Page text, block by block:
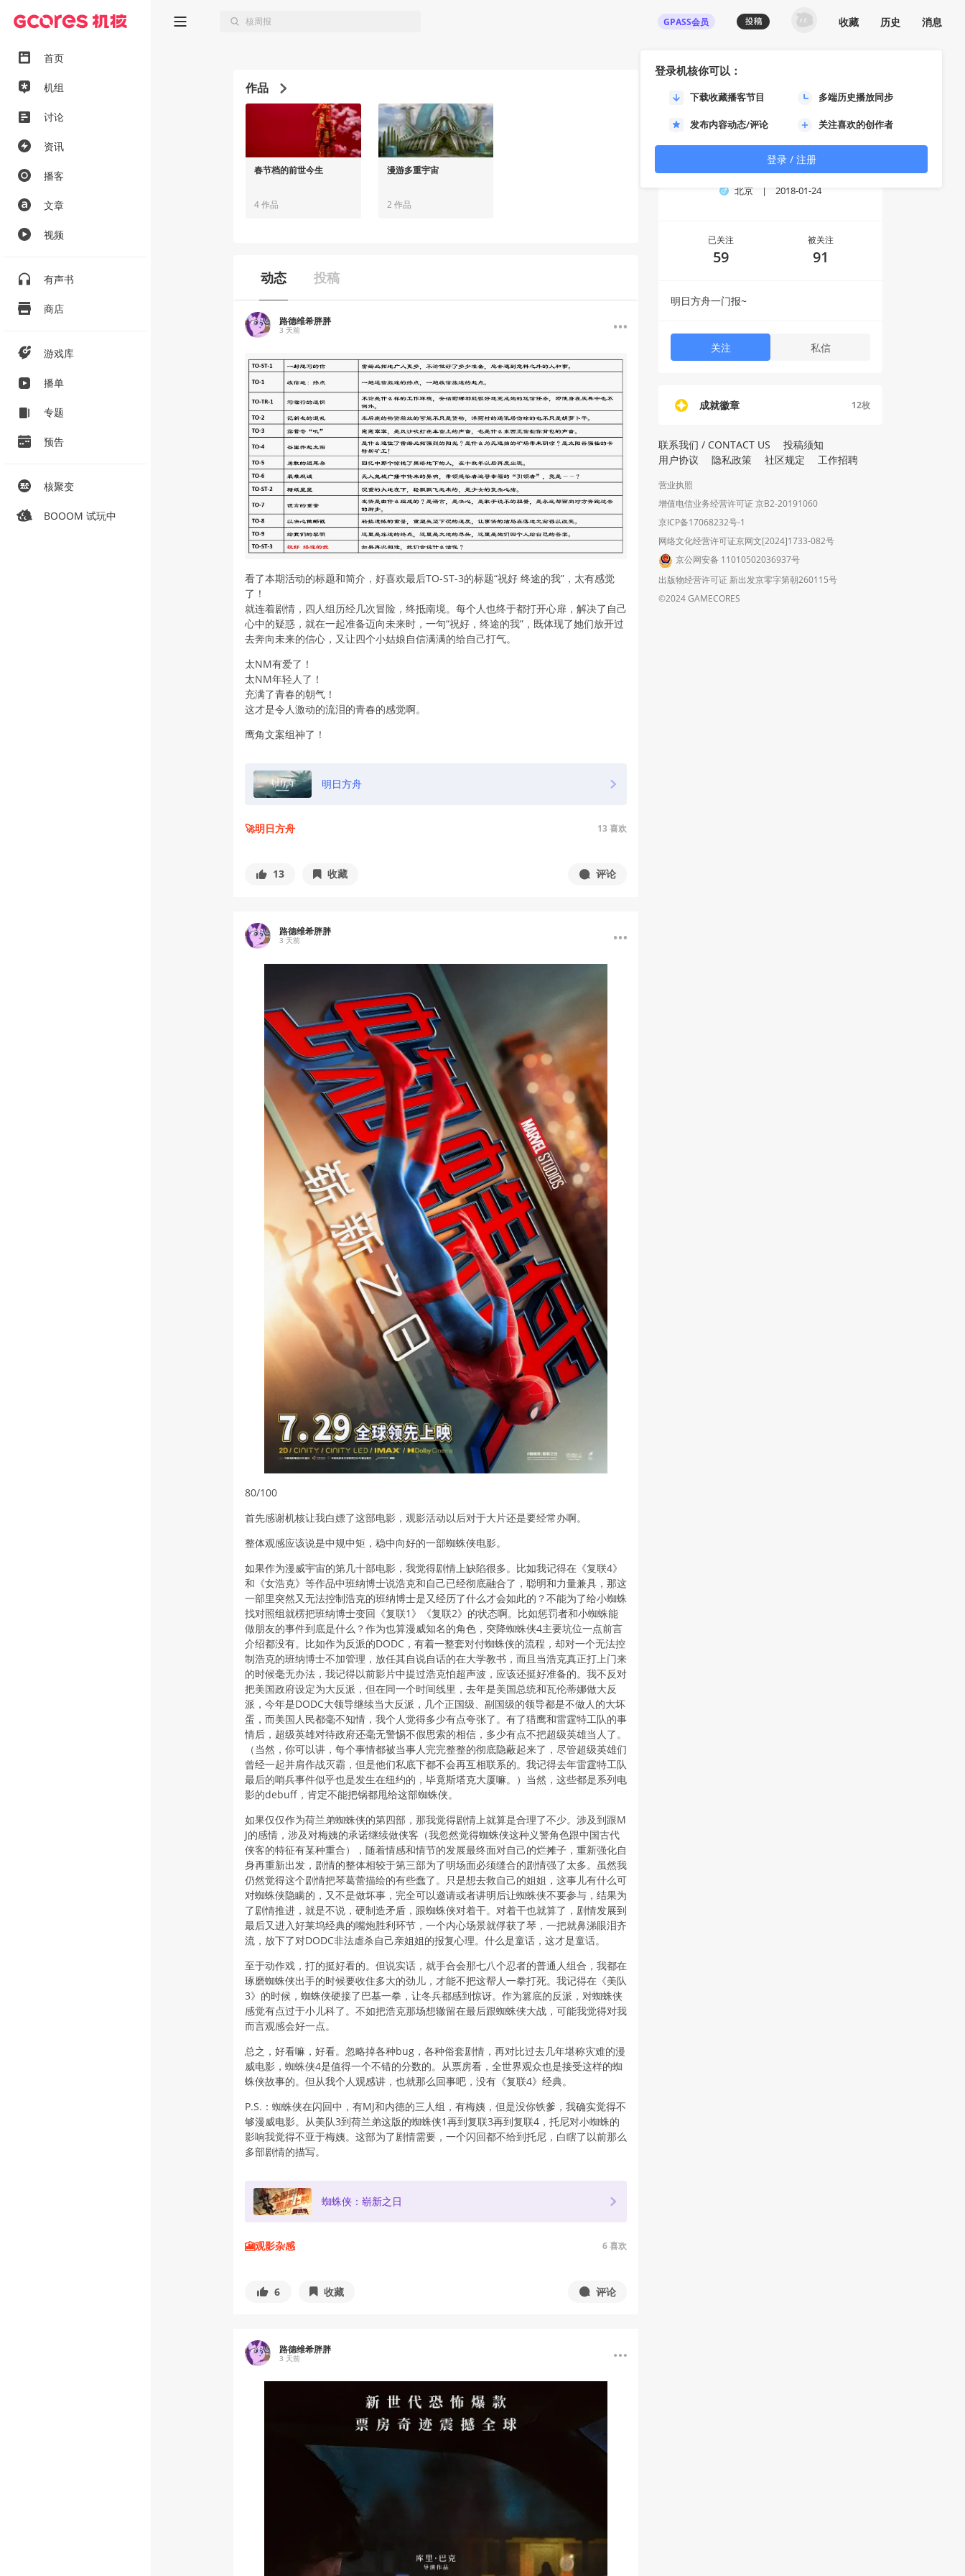
首页
机组
讨论
资讯
播客
文章
视频
有声书
商店
游戏库
播单
专题
预告
核聚变
BOOOM 试玩中
GPASS会员
登录机核你可以：
下载收藏播客节目 多端历史播放同步
发布内容动态/评论 关注喜欢的创作者
登录 / 注册
收藏 历史 消息
作品
春节档的前世今生
4 作品
漫游多重宇宙
2 作品
动态 投稿
路德维希胖胖
3 天前
看了本期活动的标题和简介，好喜欢最后TO-ST-3的标题“祝好 终途的我”，太有感觉
了！
就连着剧情，四人组历经几次冒险，终抵南境。每个人也终于都打开心扉，解决了自己
心中的疑惑，就在一起准备迈向未来时，一句“祝好，终途的我”，既体现了她们放开过
去奔向未来的信心，又让四个小姑娘自信满满的给自己打气。
太NM有爱了！
太NM年轻人了！
充满了青春的朝气！
这才是令人激动的流泪的青春的感觉啊。
鹰角文案组神了！
明日方舟
🚀明日方舟 13喜欢
13 收藏 评论
路德维希胖胖
3 天前
80/100
首先感谢机核让我白嫖了这部电影，观影活动以后对于大片还是要经常办啊。
整体观感应该说是中规中矩，稳中向好的一部蜘蛛侠电影。
如果作为漫威宇宙的第几十部电影，我觉得剧情上缺陷很多。比如我记得在《复联4》
和《女浩克》等作品中班纳博士说浩克和自己已经彻底融合了，聪明和力量兼具，那这
一部里突然又无法控制浩克的班纳博士是又经历了什么才会如此的？不能为了给小蜘蛛
找对照组就楞把班纳博士变回《复联1》《复联2》的状态啊。比如惩罚者和小蜘蛛能
做朋友的事件到底是什么？作为也算漫威知名的角色，突降蜘蛛侠4主要坑位一点前言
介绍都没有。比如作为反派的DODC，有着一整套对付蜘蛛侠的流程，却对一个无法控
制浩克的班纳博士不加管理，放任其自说自话的在大学教书，而且当浩克真正打上门来
的时候毫无办法，我记得以前影片中提过浩克怕超声波，应该还挺好准备的。我不反对
把美国政府设定为大反派，但在同一个时间线里，去年是美国总统和瓦伦蒂娜做大反
派，今年是DODC大领导继续当大反派，几个正国级、副国级的领导都是不做人的大坏
蛋，而美国人民都毫不知情，我个人觉得多少有点夸张了。有了猎鹰和雷霆特工队的事
情后，超级英雄对待政府还毫无警惕不假思索的相信，多少有点不把超级英雄当人了。
（当然，你可以讲，每个事情都被当事人完完整整的彻底隐蔽起来了，尽管超级英雄们
曾经一起并肩作战灭霸，但是他们私底下都不会再互相联系的。我记得去年雷霆特工队
最后的哨兵事件似乎也是发生在纽约的，毕竟斯塔克大厦嘛。）当然，这些都是系列电
影的debuff，肯定不能把锅都甩给这部蜘蛛侠。
如果仅仅作为荷兰弟蜘蛛侠的第四部，那我觉得剧情上就算是合理了不少。涉及到跟M
J的感情，涉及对梅姨的承诺继续做侠客（我忽然觉得蜘蛛侠这种义警角色跟中国古代
侠客的特征有某种重合），随着情感和情节的发展最终面对自己的烂摊子，重新强化自
身再重新出发，剧情的整体相较于第三部为了明场面必须缝合的剧情强了太多。虽然我
仍然觉得这个剧情把琴葛蕾描绘的有些蠢了。只是想去救自己的姐姐，这事儿有什么可
对蜘蛛侠隐瞒的，又不是做坏事，完全可以邀请或者讲明后让蜘蛛侠不要参与，结果为
了剧情推进，就是不说，硬制造矛盾，跟蜘蛛侠对着干。对着干也就算了，剧情发展到
最后又进入好莱坞经典的嘴炮胜利环节，一个内心场景就俘获了琴，一把就鼻涕眼泪齐
流，放下了对DODC非法虐杀自己亲姐姐的报复心理。什么是童话，这才是童话。
至于动作戏，打的挺好看的。但说实话，就手合会那七八个忍者的普通人组合，我都在
琢磨蜘蛛侠出手的时候要收住多大的劲儿，才能不把这帮人一拳打死。我记得在《美队
3》的时候，蜘蛛侠硬接了巴基一拳，让冬兵都感到惊讶。作为篡底的反派，对蜘蛛侠
感觉有点过于小儿科了。不如把浩克那场想辙留在最后跟蜘蛛侠大战，可能我觉得对我
而言观感会好一点。
总之，好看嘛，好看。忽略掉各种bug，各种俗套剧情，再对比过去几年堪称灾难的漫
威电影，蜘蛛侠4是值得一个不错的分数的。从票房看，全世界观众也是接受这样的蜘
蛛侠故事的。但从我个人观感讲，也就那么回事吧，没有《复联4》经典。
P.S.：蜘蛛侠在闪回中，有MJ和内德的三人组，有梅姨，但是没你铁爹，我确实觉得不
够漫威电影。从美队3到荷兰弟这版的蜘蛛侠1再到复联3再到复联4，托尼对小蜘蛛的
影响我觉得不亚于梅姨。这部为了剧情需要，一个闪回都不给到托尼，白瞎了以前那么
多部剧情的描写。
蜘蛛侠：崭新之日
🎦观影杂感 6喜欢
6 收藏 评论
路德维希胖胖
3 天前
路德维希胖胖
北京 | 2018-01-24
已关注
59
被关注
91
明日方舟一门报~
关注 私信
成就徽章 12枚
联系我们 / CONTACT US
投稿须知
用户协议
隐私政策 社区规定 工作招聘
营业执照
增值电信业务经营许可证 京B2-20191060
京ICP备17068232号-1
网络文化经营许可证京网文[2024]1733-082号
京公网安备 11010502036937号
出版物经营许可证 新出发京零字第朝260115号
©2024 GAMECORES